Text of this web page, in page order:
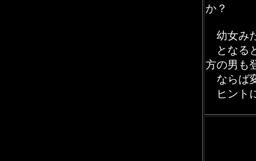
か？
幼女み
となる
方の男も
ならば
ヒント